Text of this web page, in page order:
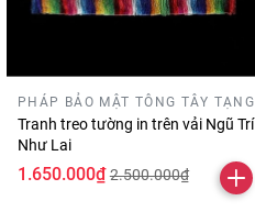
PHÁP BẢO MẬT TÔNG TÂY TẠNG
Tranh treo tường in trên vải Ngũ Trí
Như Lai
1.650.000₫ 2.500.000₫